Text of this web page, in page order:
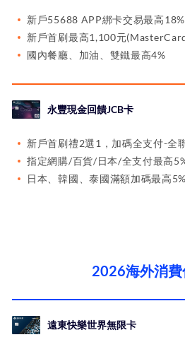
新戶55688 APP綁卡交易最高18%
新戶首刷最高1,100元
國內餐廳、加油、雙鐵最高4%
永豐現金回饋JCB卡
新戶首刷禮2選1，加碼全支付-全
指定網購/百貨/日本/全支付最高
日本、韓國、泰國滿額加碼最高5%
2026海外消
遠東快樂世界無限卡